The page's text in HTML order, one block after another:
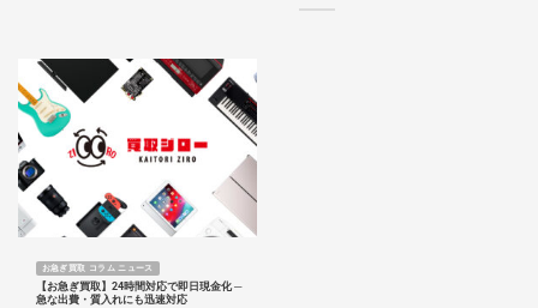
お急ぎ買取 コラム ニュース
【お急ぎ買取】24時間対応で即日現金化 ─
急な出費・質入れにも迅速対応